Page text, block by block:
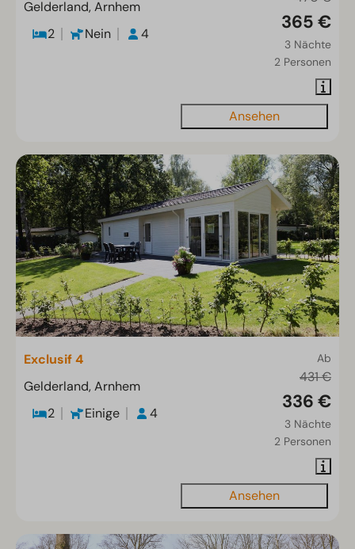
365 €
3 Nächte
2 Personen
Gelderland, Arnhem
2
Nein 4
Ansehen
Ab
431 €
336 €
3 Nächte
2 Personen
Exclusif 4
Gelderland, Arnhem
2
Einige 4
Ansehen